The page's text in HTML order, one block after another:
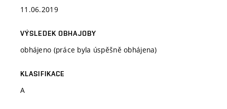
11.06.2019
VÝSLEDEK OBHAJOBY
obhájeno (práce byla úspěšně obhájena)
KLASIFIKACE
A